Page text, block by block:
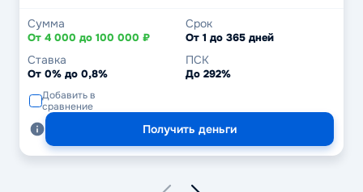
Сумма
От 4 000 до 100 000 ₽
Срок
От 1 до 365 дней
Ставка
От 0% до 0,8%
ПСК
До 292%
Добавить в
сравнение
Получить деньги